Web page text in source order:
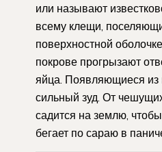
или называют
всему клещи,
поверхностной
покрове прогрызают
яйца. Появляющиеся из
сильный зуд. От
садится на землю,
бегает по сараю в